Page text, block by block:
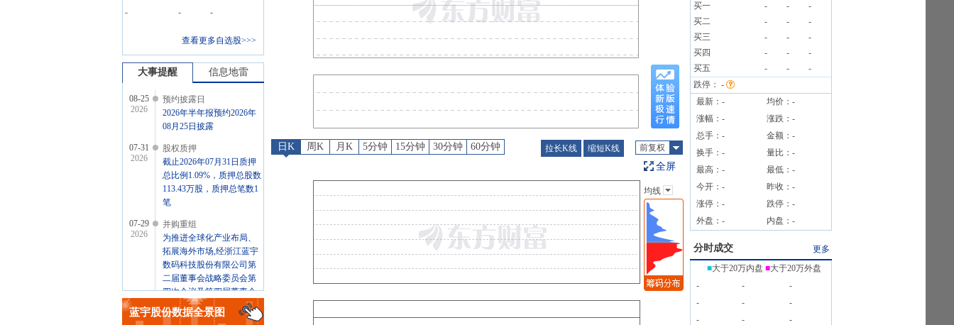
- - -
查看更多自选股>>>
大事提醒 信息地雷
08-25
2026
预约披露日
2026年半年报预约2026年
08月25日披露
07-31
2026
股权质押
截止2026年07月31日质押
总比例1.09%，质押总股数
113.43万股，质押总笔数1
笔
07-29
2026
并购重组
为推进全球化产业布局、
拓展海外市场,经浙江蓝宇
数码科技股份有限公司第
二届董事会战略委员会第
四次会议及第四届董事会
第十三次会议审议通过,根
据公司《对外投资管理办
蓝宇股份数据全景图
预约披露日：2026年半年报预约2026年08月25日披露
股权质押 ：截止2026年07月31日质押总比例1.09%，质押总股数113.43万股，质押总笔数1笔
公告：2026年07月29日发布《蓝宇股份:关于股东收到行政监管措施决定书的公告》等7条公告
日K 周K 月K 5分钟 15分钟 30分钟 60分钟 拉长K线 缩短K线 前复权
全屏
主图指标
均线
EXPMA
SAR
BBI
均线
买一
- -
-
买二
- -
-
买三
- -
-
买四
- -
-
买五
- -
-
跌停： -
最新： - 均价： -
涨幅： - 涨跌： -
总手： - 金额： -
换手： - 量比： -
最高： - 最低： -
今开： - 昨收： -
涨停： - 跌停： -
外盘： - 内盘： -
分时成交
更多
■大于20万内盘 ■大于20万外盘
-
-
-
-
-
-
-
-
-